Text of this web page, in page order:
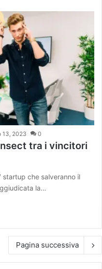
13, 2023 0
tra i vincitori
startup che salveranno il
la…
Pagina successiva